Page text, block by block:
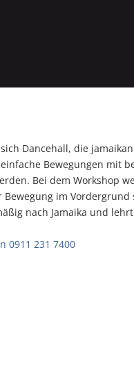
Dancehall, die
Bewegungen mit
Bei dem Workshop
Bewegung im
nach Jamaika und
0911 231 7400